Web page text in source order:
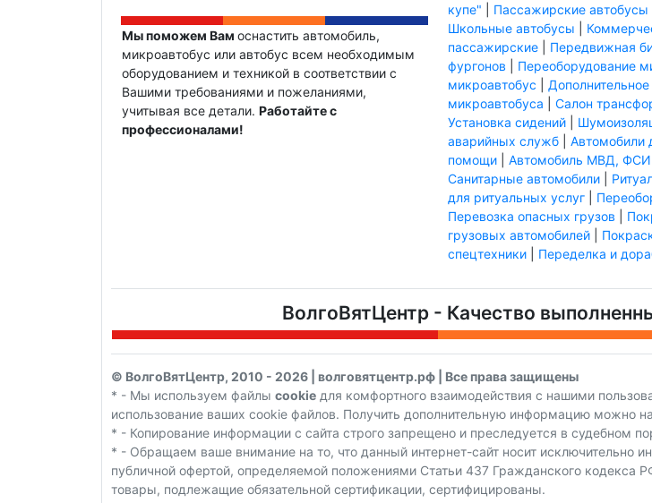
Мы поможем Вам оснастить автомобиль,
микроавтобус или автобус всем необходимым
оборудованием и техникой в соответствии с
Вашими требованиями и пожеланиями,
учитывая все детали. Работайте с
профессионалами!
купе"
Пассажирские автобусы
Школьные автобусы
пассажирские| Передвижная
фургонов
Переоборудование
микроавтобус
микроавтобуса
Салон
Установка сидений|
аварийных служб| Автомобили
помощи| Автомобиль МВД,
Санитарные автомобили|
для ритуальных услуг|
Перевозка опасных грузов
грузовых автомобилей|
спецтехники| Переделка и
ВолгоВятЦентр - Качество
© ВолгоВятЦентр, 2010 - 2026 | волговятцентр.рф | Все права защищены
* - Мы используем файлы cookie для комфортного взаимодействия с нашими
использование ваших cookie файлов. Получить дополнительную информацию можно
* - Копирование информации с сайта строго запрещено и преследуется в судебном
* - Обращаем ваше внимание на то, что данный интернет-сайт носит исключительно
публичной офертой, определяемой положениями Статьи 437 Гражданского кодекса
товары, подлежащие обязательной сертификации, сертифицированы.